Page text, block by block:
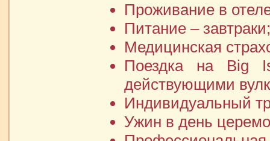
Проживание в
Питание – завтраки;
Медицинская
Поездка на Big
действующими
Индивидуальный
Ужин в день